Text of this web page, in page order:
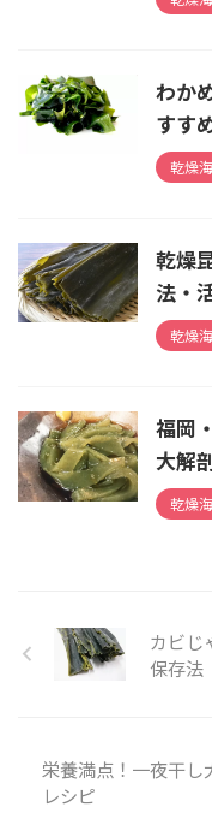
わか
すす
乾燥
乾燥
法・
乾燥
福岡
大解
乾燥
カビじ
保存法
栄養満点！一夜干し
レシピ